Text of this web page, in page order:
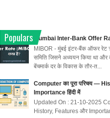
Populars
Mumbai Inter-Bank Offer
MIBOR - मुंबई इंटर-बैंक ऑफर रेट
समिति जिसने अध्ययन किया था और
बेंचमार्क दर के विकास के तौर-त...
Computer का पूरा परिचय —
Importance हिंदी में
Updated On : 21-10-2025
History, Features और